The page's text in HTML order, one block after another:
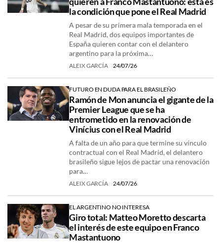
la condición que pone el Real Madrid
A pesar de su primera mala temporada en el
Real Madrid, dos equipos importantes de
España quieren contar con el delantero
argentino para la próxima…
ALEIX GARCÍA 24/07/26
FUTURO EN DUDA PARA EL BRASILEÑO
Ramón de Mon anuncia el gigante de la
Premier League que se ha
entrometido en la renovación de
Vinícius con el Real Madrid
A falta de un año para que termine su vínculo
contractual con el Real Madrid, el delantero
brasileño sigue lejos de pactar una renovación
para…
ALEIX GARCÍA 24/07/26
EL ARGENTINO NO INTERESA
Giro total: Matteo Moretto descarta
el interés de este equipo en Franco
Mastantuono